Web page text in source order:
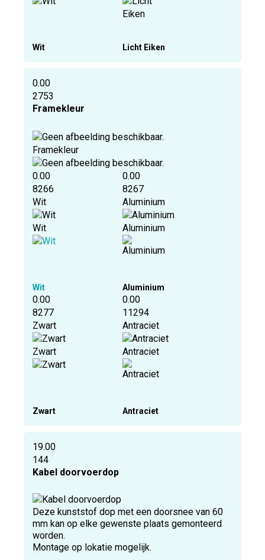
Wit Licht Eiken
0.00
2753
Framekleur
Framekleur
0.00
8266
Wit
Wit
Wit
0.00
8267
Aluminium
Aluminium
Aluminium
0.00
8277
Zwart
Zwart
Zwart
0.00
11294
Antraciet
Antraciet
Antraciet
19.00
144
Kabel doorvoerdop
Deze kunststof dop met een doorsnee van 60
mm kan op elke gewenste plaats gemonteerd
worden.
Montage op lokatie mogelijk.